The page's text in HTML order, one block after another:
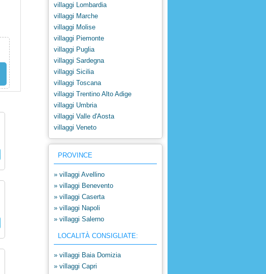
villaggi Lombardia
villaggi Marche
villaggi Molise
villaggi Piemonte
villaggi Puglia
villaggi Sardegna
villaggi Sicilia
villaggi Toscana
villaggi Trentino Alto Adige
villaggi Umbria
villaggi Valle d'Aosta
villaggi Veneto
PROVINCE
» villaggi Avellino
» villaggi Benevento
» villaggi Caserta
» villaggi Napoli
» villaggi Salerno
LOCALITÀ CONSIGLIATE:
» villaggi Baia Domizia
» villaggi Capri